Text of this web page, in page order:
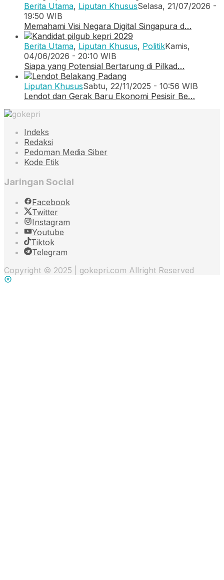
Berita Utama, Liputan KhususSelasa, 21/07/2026 -
19:50 WIB
Memahami Visi Negara Digital Singapura d…
Berita Utama, Liputan Khusus, PolitikKamis,
04/06/2026 - 20:10 WIB
Siapa yang Potensial Bertarung di Pilkad…
Liputan KhususSabtu, 22/11/2025 - 10:56 WIB
Lendot dan Gerak Baru Ekonomi Pesisir Be…
Indeks
Redaksi
Pedoman Media Siber
Kode Etik
Jaringan Social
Facebook
Twitter
Instagram
Youtube
Tiktok
Telegram
Copyright © 2025 | gokepri.com Allright Reserved